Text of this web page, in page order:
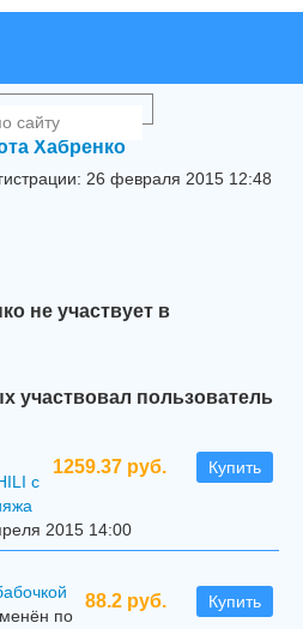
Хабренко
26 февраля 2015 12:48
не участвует в
участвовал пользователь
1259.37 руб. Купить
с
2015 14:00
88.2 руб. Купить
по